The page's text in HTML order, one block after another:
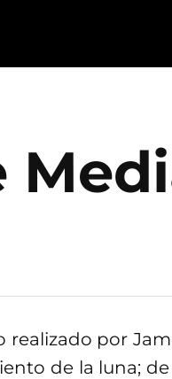
realizado por
de la luna;